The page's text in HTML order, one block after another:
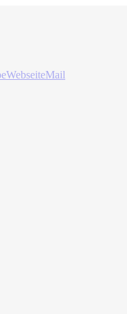
WebseiteMail